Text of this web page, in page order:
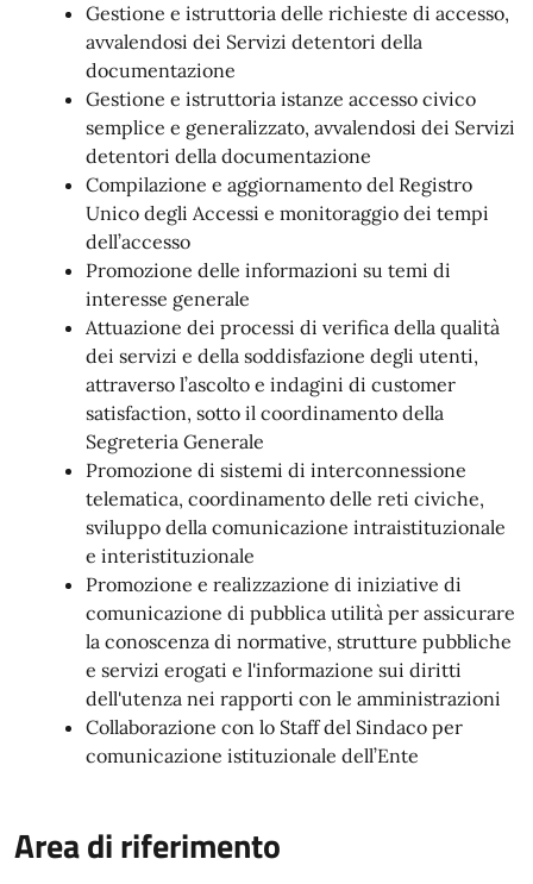
Gestione e istruttoria delle richieste di accesso,
avvalendosi dei Servizi detentori della
documentazione
Gestione e istruttoria istanze accesso civico
semplice e generalizzato, avvalendosi dei Servizi
detentori della documentazione
Compilazione e aggiornamento del Registro
Unico degli Accessi e monitoraggio dei tempi
dell’accesso
Promozione delle informazioni su temi di
interesse generale
Attuazione dei processi di verifica della qualità
dei servizi e della soddisfazione degli utenti,
attraverso l’ascolto e indagini di customer
satisfaction, sotto il coordinamento della
Segreteria Generale
Promozione di sistemi di interconnessione
telematica, coordinamento delle reti civiche,
sviluppo della comunicazione intraistituzionale
e interistituzionale
Promozione e realizzazione di iniziative di
comunicazione di pubblica utilità per assicurare
la conoscenza di normative, strutture pubbliche
e servizi erogati e l'informazione sui diritti
dell'utenza nei rapporti con le amministrazioni
Collaborazione con lo Staff del Sindaco per
comunicazione istituzionale dell’Ente
Area di riferimento